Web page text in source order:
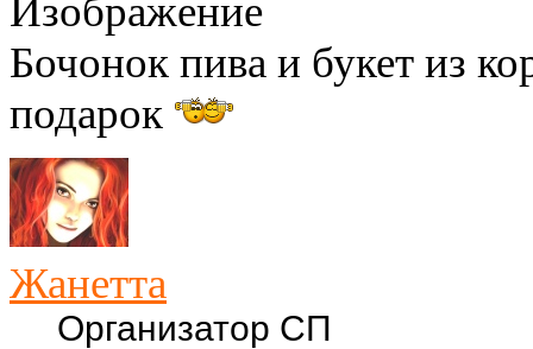
Бочонок пива и букет из
подарок
Жанетта
Организатор СП